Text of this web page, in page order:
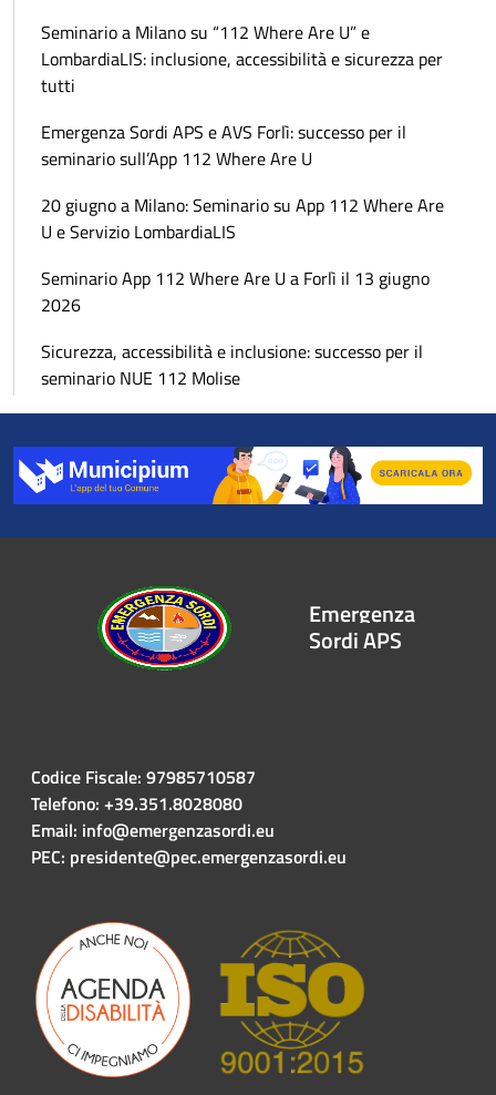
Seminario a Milano su “112 Where Are U” e
LombardiaLIS: inclusione, accessibilità e sicurezza per
tutti
Emergenza Sordi APS e AVS Forlì: successo per il
seminario sull’App 112 Where Are U
20 giugno a Milano: Seminario su App 112 Where Are
U e Servizio LombardiaLIS
Seminario App 112 Where Are U a Forlì il 13 giugno
2026
Sicurezza, accessibilità e inclusione: successo per il
seminario NUE 112 Molise
Emergenza
Sordi APS
Codice Fiscale: 97985710587
Telefono: +39.351.8028080
Email: info@emergenzasordi.eu
PEC: presidente@pec.emergenzasordi.eu